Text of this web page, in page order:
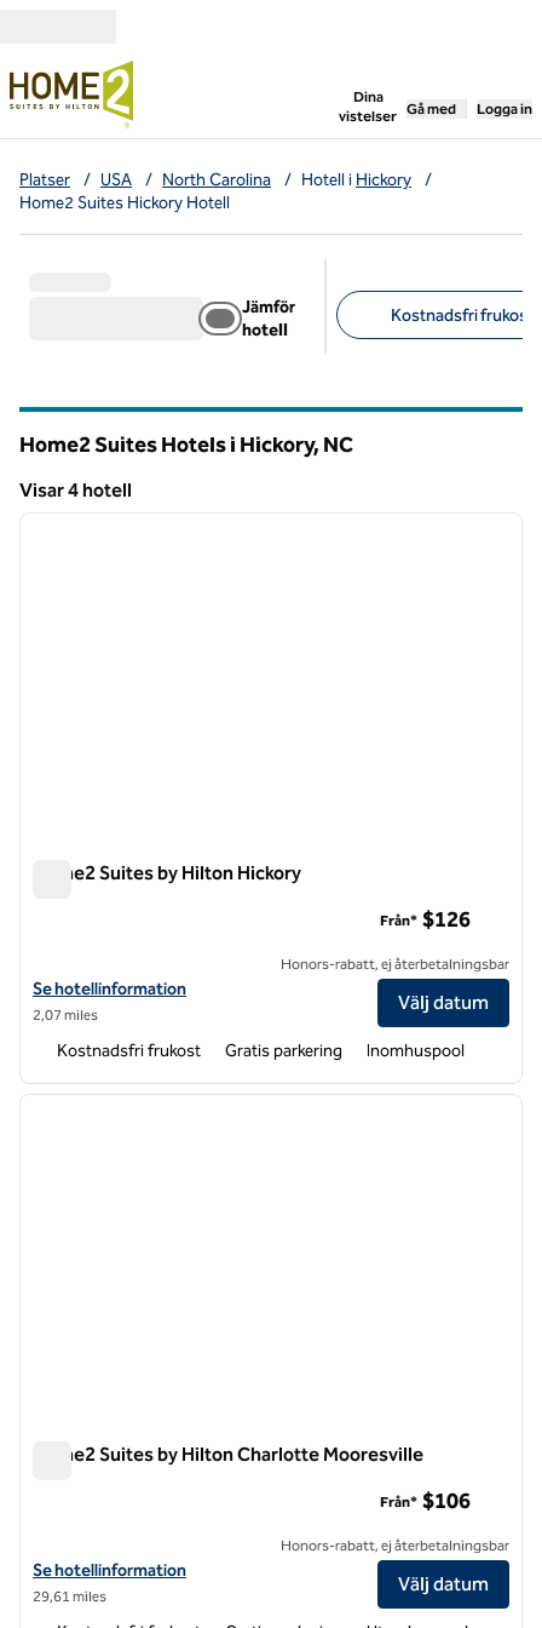
Dina
vistelser
,öppnar ny flik
Gå med Logga in
Platser / USA / North Carolina / Hotell i Hickory
/
Home2 Suites Hickory Hotell
Jämför
hotell
Kostnadsfri frukost
Home2 Suites Hotels i Hickory, NC
Visar 4 hotell
Visar 4 hotell
1 av 12
nästa
Home2 Suites by Hilton Hickory
Visa hotelluppgifter för Home2 Suites by Hilton Hickory
Se hotellinformation
2,07 miles
Från* $126
Honors-rabatt, ej återbetalningsbar
Välj datum
Kostnadsfri frukost Gratis parkering Inomhuspool
1 av 12
nästa
Home2 Suites by Hilton Charlotte Mooresville
Visa hotelluppgifter för Home2 Suites by Hilton Charlotte
Se hotellinformation
29,61 miles
Från* $106
Honors-rabatt, ej återbetalningsbar
Välj datum